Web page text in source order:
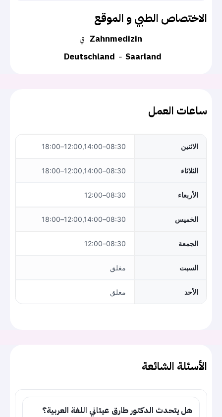
الاختصاص الطبي و الموقع
في Zahnmedizin
Deutschland
Saarland
ساعات العمل
الاثنين 08:30–12:00,14:00–18:00
الثلاثاء 08:30–12:00,14:00–18:00
الأربعاء 08:30–12:00
الخميس 08:30–12:00,14:00–18:00
الجمعة 08:30–12:00
السبت مغلق
الأحد مغلق
الأسئلة الشائعة
هل يتحدث الدكتور طارق عيتاني اللغة العربية؟